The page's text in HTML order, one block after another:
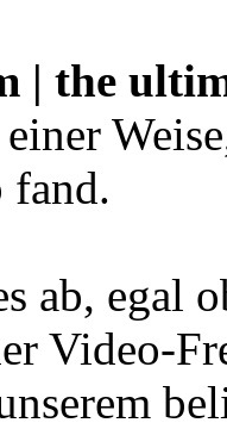
| the
fand.
ab, egal
Video-